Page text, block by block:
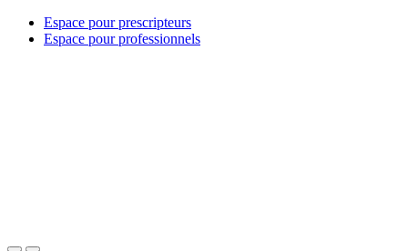
Espace pour prescripteurs
Espace pour professionnels